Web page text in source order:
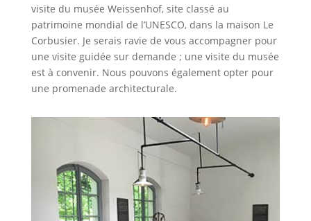
visite du musée Weissenhof, site classé au
patrimoine mondial de l’UNESCO, dans la maison Le
Corbusier. Je serais ravie de vous accompagner pour
une visite guidée sur demande ; une visite du musée
est à convenir. Nous pouvons également opter pour
une promenade architecturale.